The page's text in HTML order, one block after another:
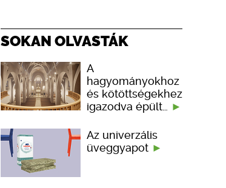
SOKAN OLVASTÁK
A
hagyományokhoz
és kötöttségekhez
igazodva épült…
Az univerzális
üveggyapot